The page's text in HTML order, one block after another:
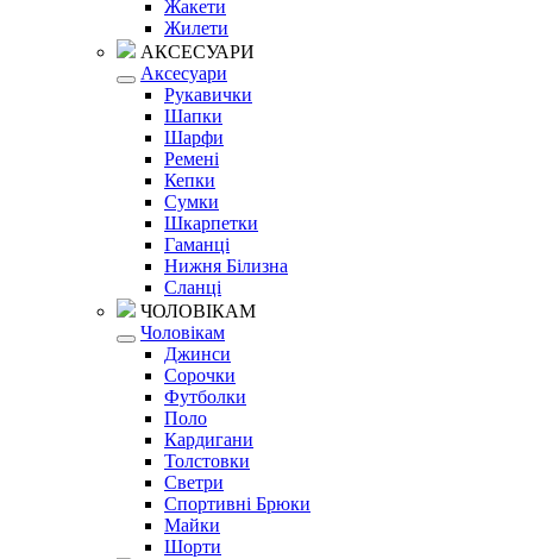
Жакети
Жилети
АКСЕСУАРИ
Аксесуари
Рукавички
Шапки
Шарфи
Ремені
Кепки
Сумки
Шкарпетки
Гаманці
Нижня Білизна
Сланці
ЧОЛОВІКАМ
Чоловікам
Джинси
Сорочки
Футболки
Поло
Кардигани
Толстовки
Светри
Спортивні Брюки
Майки
Шорти